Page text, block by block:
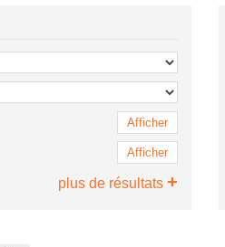
Afficher
Afficher
plus de résultats +